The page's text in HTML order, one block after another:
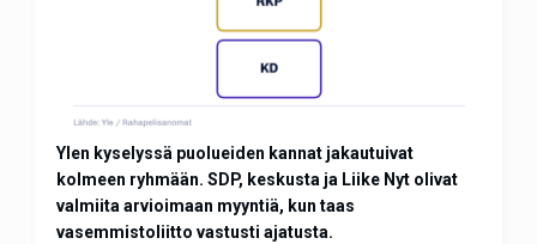
Ylen kyselyssä puolueiden kannat jakautuivat
kolmeen ryhmään. SDP, keskusta ja Liike Nyt olivat
valmiita arvioimaan myyntiä, kun taas
vasemmistoliitto vastusti ajatusta.